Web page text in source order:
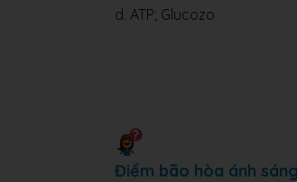
d. ATP; Glucozo
Điểm bão hòa ánh